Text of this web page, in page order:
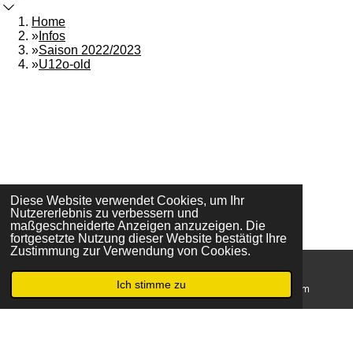
Diese Website verwendet Cookies, um Ihr
Nutzererlebnis zu verbessern und
maßgeschneiderte Anzeigen anzuzeigen. Die
fortgesetzte Nutzung dieser Website bestätigt Ihre
Zustimmung zur Verwendung von Cookies.
Ich stimme zu
Home
» Infos
»Saison 2022/2023
»U12o-old
Datenschutz
I
n
s
t
g
F
a
c
e
o
© 2026 SEG Basketball | Ohnegleichen - SEG
Karte Instagram